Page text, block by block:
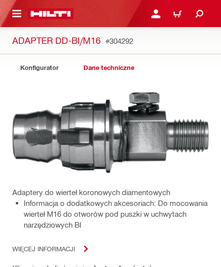
GŁÓWNEJ ZALOGUJ SIĘ LUB
KOSZYK
ADAPTER DD-BI/M16 #304292
Konfigurator Dane techniczne
Adaptery do wierteł koronowych diamentowych
Informacja o dodatkowych akcesoriach: Do mocowania
wierteł M16 do otworów pod puszki w uchwytach
narzędziowych BI
WIĘCEJ INFORMACJI